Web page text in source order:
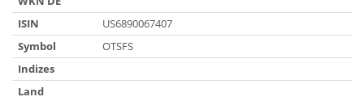
ISIN
US6890067407
Symbol
OTSFS
Indizes
Land